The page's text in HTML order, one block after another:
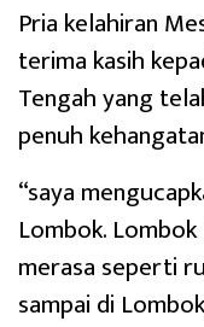
Pria kelahiran
terima kasih
Tengah yang
penuh
“saya
Lombok.
merasa seperti
sampai di